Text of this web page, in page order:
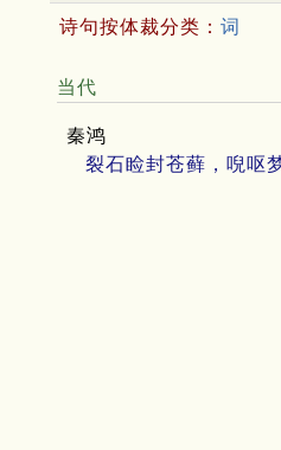
诗句按体裁分类： 词
当代
秦鸿
裂石睑封苍藓，唲呕